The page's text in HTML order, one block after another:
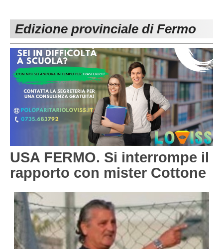
Carica la tua Rosa
1^ CATEGORIA
2^ CATEGORIA
3^ CATEGORIA
GIOVANILI
Edizione provinciale di Fermo
USA FERMO. Si interrompe il
rapporto con mister Cottone